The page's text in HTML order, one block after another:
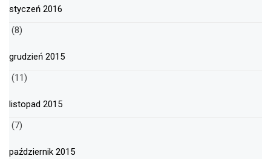
styczeń 2016
(8)
grudzień 2015
(11)
listopad 2015
(7)
październik 2015